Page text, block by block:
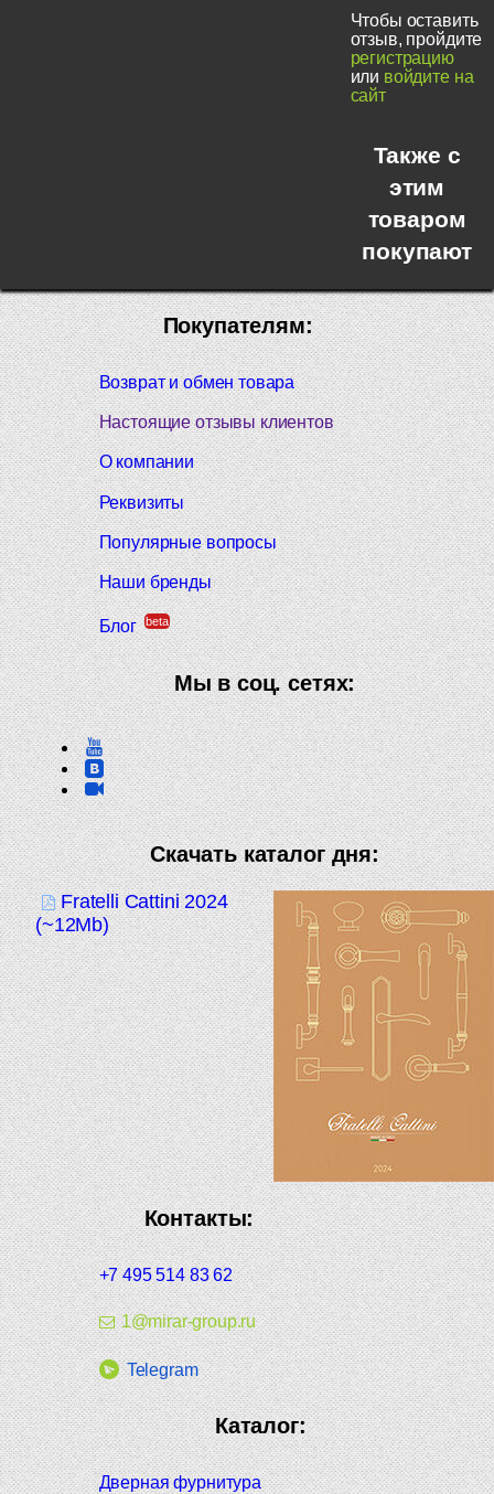
Чтобы оставить
отзыв, пройдите
регистрацию
или войдите на
сайт
Также с
этим
товаром
покупают
Покупателям:
Возврат и обмен товара
Настоящие отзывы клиентов
О компании
Реквизиты
Популярные вопросы
Наши бренды
Блог beta
Мы в соц. сетях:
Скачать каталог дня:
Fratelli Cattini 2024
(~12Mb)
Контакты:
+7 495 514 83 62
1@mirar-group.ru
Telegram
Каталог:
Дверная фурнитура